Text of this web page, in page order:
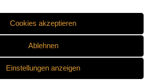
Cookies akzeptieren
Ablehnen
Einstellungen anzeigen
WEITERLESEN